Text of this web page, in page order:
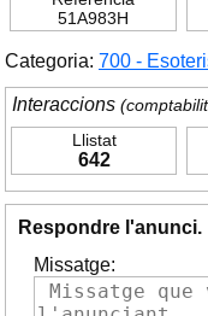
51A983H
Categoria: 700 -
Interaccions
Llistat
642
Respondre l'anunci.
Missatge: